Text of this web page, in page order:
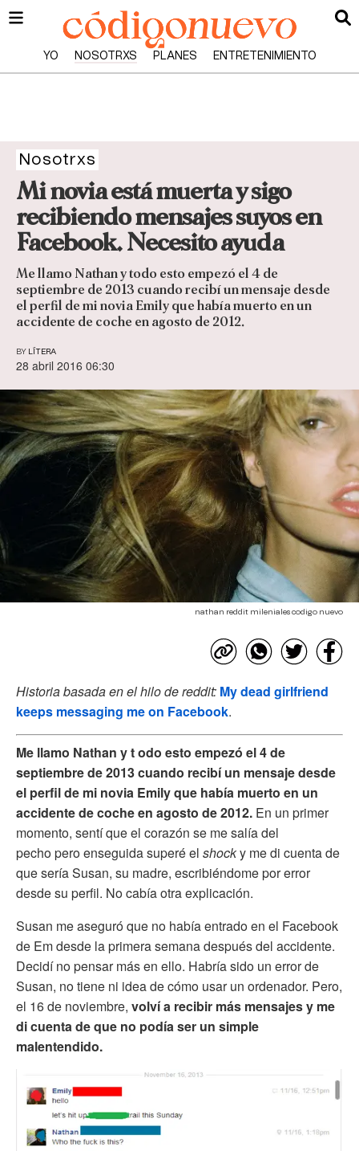
YO NOSOTRXS PLANES ENTRETENIMIENTO
Nosotrxs
Mi novia está muerta y sigo
recibiendo mensajes suyos en
Facebook. Necesito ayuda
Me llamo Nathan y todo esto empezó el 4 de
septiembre de 2013 cuando recibí un mensaje desde
el perfil de mi novia Emily que había muerto en un
accidente de coche en agosto de 2012.
BY LÍTERA
28 abril 2016 06:30
nathan reddit mileniales codigo nuevo
Historia basada en el hilo de reddit: My dead girlfriend
keeps messaging me on Facebook.
Me llamo Nathan y todo esto empezó el 4 de
septiembre de 2013 cuando recibí un mensaje desde
el perfil de mi novia Emily que había muerto en un
accidente de coche en agosto de 2012. En un primer
momento, sentí que el corazón se me salía del
pecho pero enseguida superé el shocky me di cuenta de
que sería Susan, su madre, escribiéndome por error
desde su perfil. No cabía otra explicación.
Susan me aseguró que no había entrado en el Facebook
de Em desde la primera semana después del accidente.
Decidí no pensar más en ello. Habría sido un error de
Susan, no tiene ni idea de cómo usar un ordenador. Pero,
el 16 de noviembre, volví a recibir más mensajes y me
di cuenta de que no podía ser un simple
malentendido.